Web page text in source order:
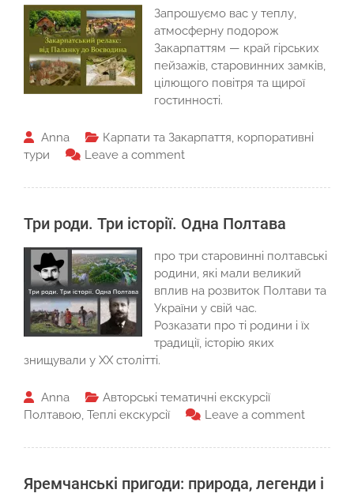
Запрошуємо вас у теплу,
атмосферну подорож
Закарпаттям — край гірських
пейзажів, старовинних замків,
цілющого повітря та щирої
гостинності.
Anna Карпати та Закарпаття, корпоративні
тури
Leave a comment
Три роди. Три історії. Одна Полтава
про три старовинні полтавські
родини, які мали великий
вплив на розвиток Полтави та
України у свій час.
Розказати про ті родини і їх
традиції, історію яких
знищували у ХХ столітті.
Anna
Авторські тематичні екскурсії
Полтавою, Теплі екскурсії Leave a comment
Яремчанські пригоди: природа, легенди і